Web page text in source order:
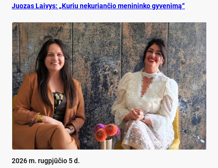
Juo­zas Lai­vys: „Ku­riu ne­ku­rian­čio me­ni­nin­ko gy­ve­ni­mą“
2026 m. rugpjūčio 5 d.